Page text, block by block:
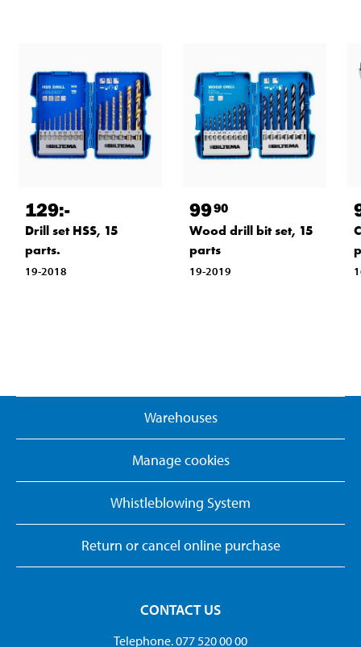
129:-
Drill set HSS, 15
parts.
19-2018
9990
Wood drill bit set, 15
parts
19-2019
Warehouses
Manage cookies
Whistleblowing System
Return or cancel online purchase
CONTACT US
Telephone. 077 520 00 00